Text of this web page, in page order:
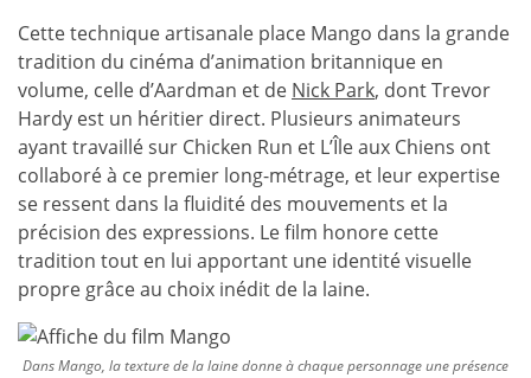
Cette technique artisanale place Mango dans la grande
tradition du cinéma d’animation britannique en
volume, celle d’Aardman et de Nick Park, dont Trevor
Hardy est un héritier direct. Plusieurs animateurs
ayant travaillé sur Chicken Run et L’Île aux Chiens ont
collaboré à ce premier long-métrage, et leur expertise
se ressent dans la fluidité des mouvements et la
précision des expressions. Le film honore cette
tradition tout en lui apportant une identité visuelle
propre grâce au choix inédit de la laine.
Dans Mango, la texture de la laine donne à chaque personnage une présence